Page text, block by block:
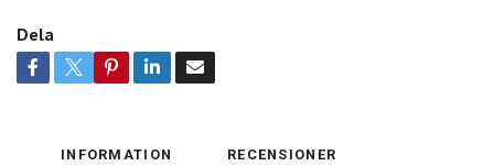
Dela
INFORMATION RECENSIONER